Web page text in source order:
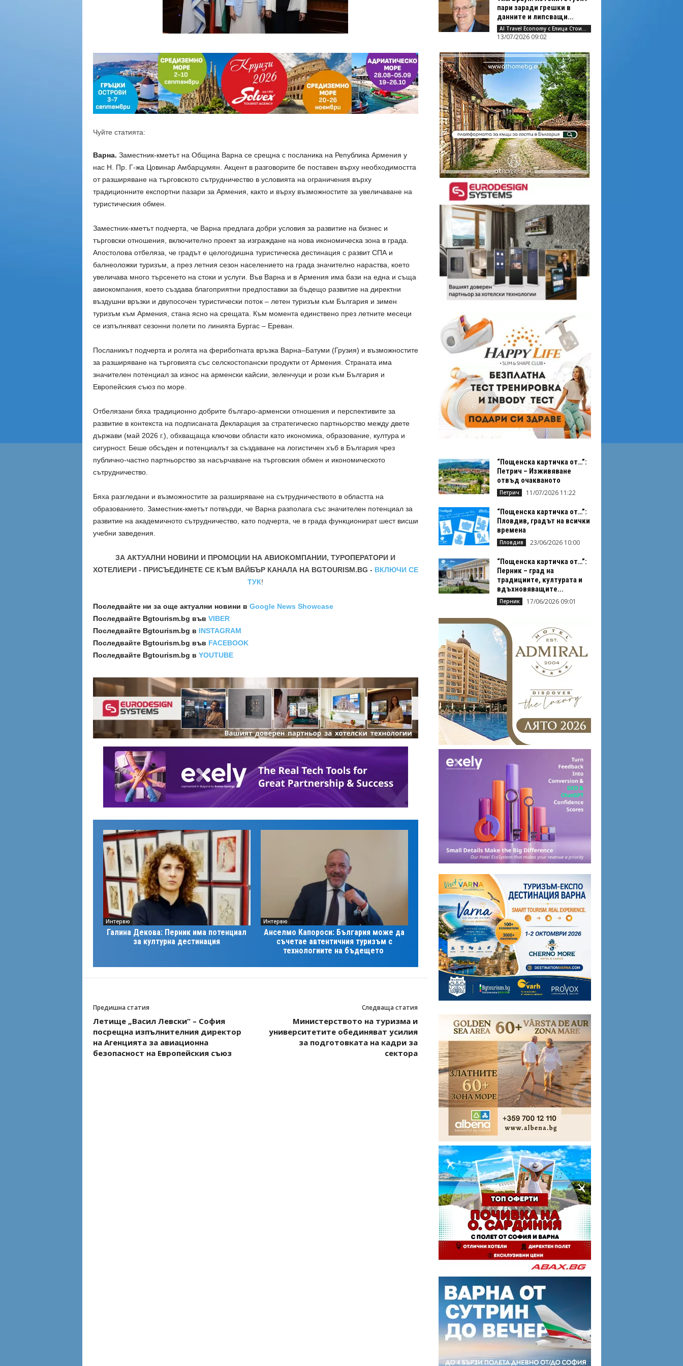
Чуйте статията:
Варна. Заместник-кметът на Община Варна се срещна с посланика на Република Армения у
нас Н. Пр. Г-жа Цовинар Амбарцумян. Акцент в разговорите бе поставен върху необходимостта
от разширяване на търговското сътрудничество в условията на ограничения върху
традиционните експортни пазари за Армения, както и върху възможностите за увеличаване на
туристическия обмен.
Заместник-кметът подчерта, че Варна предлага добри условия за развитие на бизнес и
търговски отношения, включително проект за изграждане на нова икономическа зона в града.
Апостолова отбеляза, че градът е целогодишна туристическа дестинация с развит СПА и
балнеоложки туризъм, а през летния сезон населението на града значително нараства, което
увеличава много търсенето на стоки и услуги. Във Варна и в Армения има бази на една и съща
авиокомпания, което създава благоприятни предпоставки за бъдещо развитие на директни
въздушни връзки и двупосочен туристически поток – летен туризъм към България и зимен
туризъм към Армения, стана ясно на срещата. Към момента единствено през летните месеци
се изпълняват сезонни полети по линията Бургас – Ереван.
Посланикът подчерта и ролята на фериботната връзка Варна–Батуми (Грузия) и възможностите
за разширяване на търговията със селскостопански продукти от Армения. Страната има
значителен потенциал за износ на арменски кайсии, зеленчуци и рози към България и
Европейския съюз по море.
Отбелязани бяха традиционно добрите българо-арменски отношения и перспективите за
развитие в контекста на подписаната Декларация за стратегическо партньорство между двете
държави (май 2026 г.), обхващаща ключови области като икономика, образование, култура и
сигурност. Беше обсъден и потенциалът за създаване на логистичен хъб в България чрез
публично-частно партньорство за насърчаване на търговския обмен и икономическото
сътрудничество.
Бяха разгледани и възможностите за разширяване на сътрудничеството в областта на
образованието. Заместник-кметът потвърди, че Варна разполага със значителен потенциал за
развитие на академичното сътрудничество, като подчерта, че в града функционират шест висши
учебни заведения.
ЗА АКТУАЛНИ НОВИНИ И ПРОМОЦИИ НА АВИОКОМПАНИИ, ТУРОПЕРАТОРИ И
ХОТЕЛИЕРИ - ПРИСЪЕДИНЕТЕ СЕ КЪМ ВАЙБЪР КАНАЛА НА BGTOURISM.BG - ВКЛЮЧИ СЕ
ТУК!
Последвайте ни за още актуални новини в Google News Showcase
Последвайте Bgtourism.bg във VIBER
Последвайте Bgtourism.bg в INSTAGRAM
Последвайте Bgtourism.bg във FACEBOOK
Последвайте Bgtourism.bg в YOUTUBE
Интервю
Галина Декова: Перник има потенциал
за културна дестинация
Интервю
Анселмо Капороси: България може да
съчетае автентичния туризъм с
технологиите на бъдещето
Предишна статия
Летище „Васил Левски“ – София
посрещна изпълнителния директор
на Агенцията за авиационна
безопасност на Европейския съюз
Следваща статия
Министерството на туризма и
университетите обединяват усилия
за подготовката на кадри за
сектора
пари заради грешки в
данните и липсващи...
AI Travel Economy с Елица Стоилова
13/07/2026 09:02
“Пощенска картичка от…”:
Петрич – Изживяване
отвъд очакваното
Петрич 11/07/2026 11:22
“Пощенска картичка от…”:
Пловдив, градът на всички
времена
Пловдив 23/06/2026 10:00
“Пощенска картичка от…”:
Перник – град на
традициите, културата и
вдъхновяващите...
Перник 17/06/2026 09:01